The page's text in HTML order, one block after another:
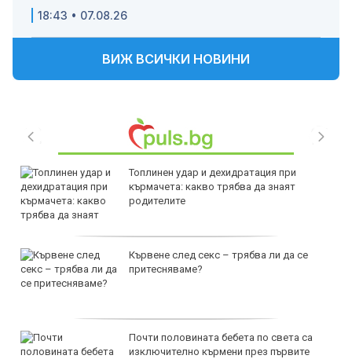
18:43 • 07.08.26
ВИЖ ВСИЧКИ НОВИНИ
Топлинен удар и дехидратация при
кърмачета: какво трябва да знаят
родителите
Кървене след секс – трябва ли да се
притесняваме?
Почти половината бебета по света са
изключително кърмени през първите